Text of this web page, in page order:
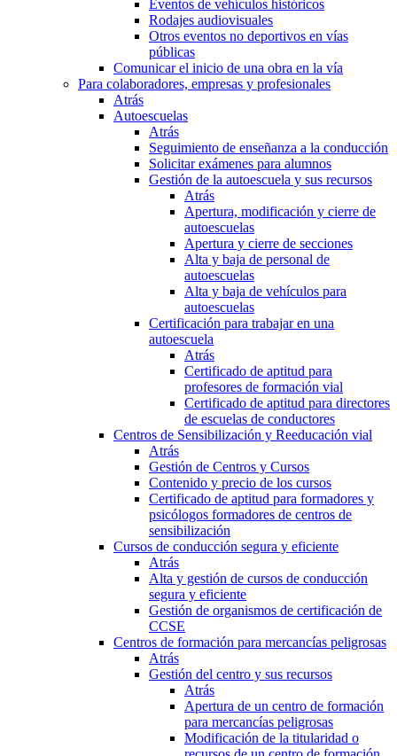
Eventos de vehículos históricos
Rodajes audiovisuales
Otros eventos no deportivos en vías
públicas
Comunicar el inicio de una obra en la vía
Para colaboradores, empresas y profesionales
Atrás
Autoescuelas
Atrás
Seguimiento de enseñanza a la conducción
Solicitar exámenes para alumnos
Gestión de la autoescuela y sus recursos
Atrás
Apertura, modificación y cierre de
autoescuelas
Apertura y cierre de secciones
Alta y baja de personal de
autoescuelas
Alta y baja de vehículos para
autoescuelas
Certificación para trabajar en una
autoescuela
Atrás
Certificado de aptitud para
profesores de formación vial
Certificado de aptitud para directores
de escuelas de conductores
Centros de Sensibilización y Reeducación vial
Atrás
Gestión de Centros y Cursos
Contenido y precio de los cursos
Certificado de aptitud para formadores y
psicólogos formadores de centros de
sensibilización
Cursos de conducción segura y eficiente
Atrás
Alta y gestión de cursos de conducción
segura y eficiente
Gestión de organismos de certificación de
CCSE
Centros de formación para mercancías peligrosas
Atrás
Gestión del centro y sus recursos
Atrás
Apertura de un centro de formación
para mercancías peligrosas
Modificación de la titularidad o